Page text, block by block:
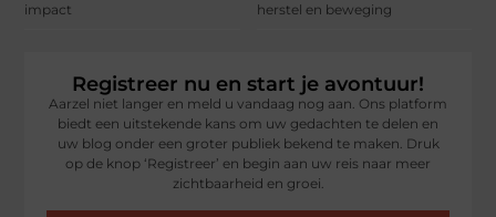
impact
herstel en beweging
Registreer nu en start je avontuur!
Aarzel niet langer en meld u vandaag nog aan. Ons platform
biedt een uitstekende kans om uw gedachten te delen en
uw blog onder een groter publiek bekend te maken. Druk
op de knop ‘Registreer’ en begin aan uw reis naar meer
zichtbaarheid en groei.